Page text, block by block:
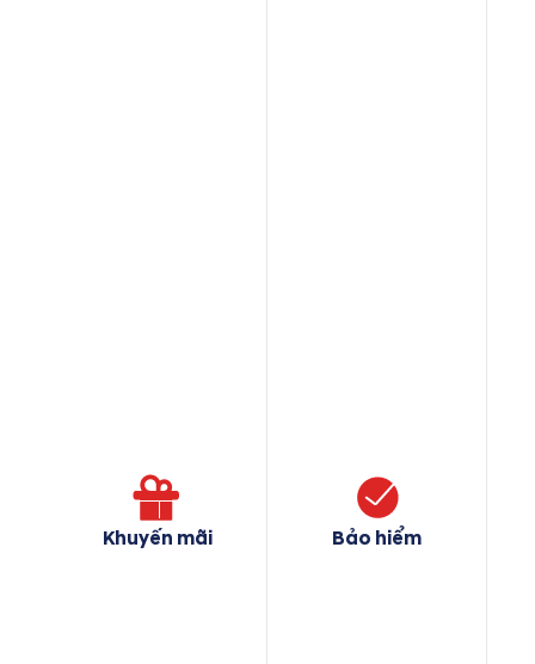
Khuyến mãi Bảo hiểm